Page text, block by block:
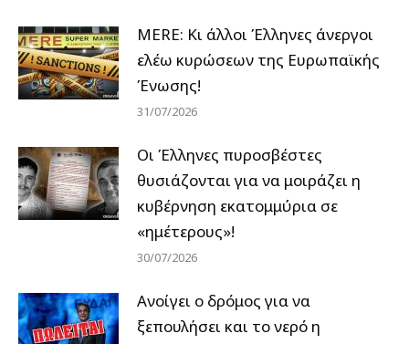
MERE: Κι άλλοι Έλληνες άνεργοι
ελέω κυρώσεων της Ευρωπαϊκής
Ένωσης!
31/07/2026
Οι Έλληνες πυροσβέστες
θυσιάζονται για να μοιράζει η
κυβέρνηση εκατομμύρια σε
«ημέτερους»!
30/07/2026
Ανοίγει ο δρόμος για να
ξεπουλήσει και το νερό η